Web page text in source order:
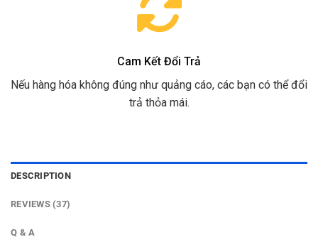
Cam Kết Đổi Trả
Nếu hàng hóa không đúng như quảng cáo, các bạn có thể đổi
trả thỏa mái.
DESCRIPTION
REVIEWS (37)
Q & A